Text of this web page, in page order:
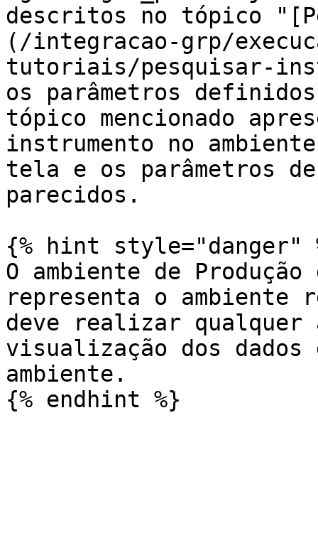
descritos no tópico
(/integracao-grp/
tutoriais/pesquisar-
os parâmetros
tópico mencionado
instrumento no
tela e os parâmetros de
parecidos.
{% hint style="danger"
O ambiente de Produção
representa o ambiente
deve realizar qualquer
visualização dos dados
ambiente.